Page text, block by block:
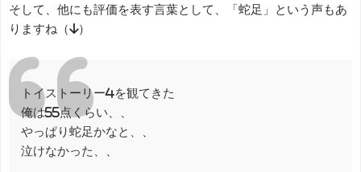
そして、他にも評価を表す言葉として、「蛇足」という声もあ
りますね（↓）
トイストーリー4を観てきた
俺は55点くらい、、
やっぱり蛇足かなと、、
泣けなかった、、